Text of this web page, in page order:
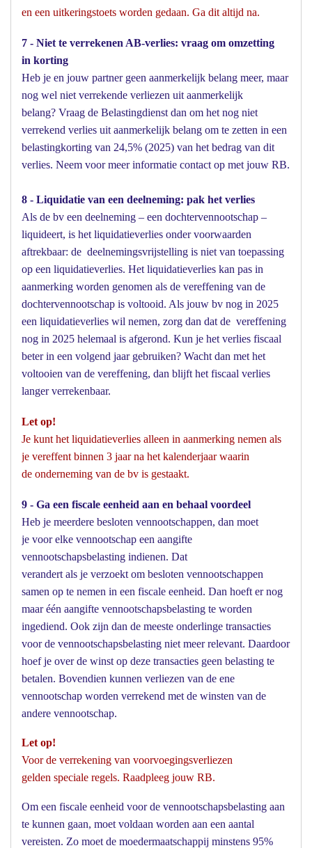
en een uitkeringstoets worden gedaan. Ga dit altijd na.
7 - Niet te verrekenen AB-verlies: vraag om omzetting
in korting
Heb je en jouw partner geen aanmerkelijk belang meer, maar
nog wel niet verrekende verliezen uit aanmerkelijk
belang? Vraag de Belastingdienst dan om het nog niet
verrekend verlies uit aanmerkelijk belang om te zetten in een
belastingkorting van 24,5% (2025) van het bedrag van dit
verlies. Neem voor meer informatie contact op met jouw RB.
8 - Liquidatie van een deelneming: pak het verlies
Als de bv een deelneming – een dochtervennootschap –
liquideert, is het liquidatieverlies onder voorwaarden
aftrekbaar: de deelnemingsvrijstelling is niet van toepassing
op een liquidatieverlies. Het liquidatieverlies kan pas in
aanmerking worden genomen als de vereffening van de
dochtervennootschap is voltooid. Als jouw bv nog in 2025
een liquidatieverlies wil nemen, zorg dan dat de vereffening
nog in 2025 helemaal is afgerond. Kun je het verlies fiscaal
beter in een volgend jaar gebruiken? Wacht dan met het
voltooien van de vereffening, dan blijft het fiscaal verlies
langer verrekenbaar.
Let op!
Je kunt het liquidatieverlies alleen in aanmerking nemen als
je vereffent binnen 3 jaar na het kalenderjaar waarin
de onderneming van de bv is gestaakt.
9 - Ga een fiscale eenheid aan en behaal voordeel
Heb je meerdere besloten vennootschappen, dan moet
je voor elke vennootschap een aangifte
vennootschapsbelasting indienen. Dat
verandert als je verzoekt om besloten vennootschappen
samen op te nemen in een fiscale eenheid. Dan hoeft er nog
maar één aangifte vennootschapsbelasting te worden
ingediend. Ook zijn dan de meeste onderlinge transacties
voor de vennootschapsbelasting niet meer relevant. Daardoor
hoef je over de winst op deze transacties geen belasting te
betalen. Bovendien kunnen verliezen van de ene
vennootschap worden verrekend met de winsten van de
andere vennootschap.
Let op!
Voor de verrekening van voorvoegingsverliezen
gelden speciale regels. Raadpleeg jouw RB.
Om een fiscale eenheid voor de vennootschapsbelasting aan
te kunnen gaan, moet voldaan worden aan een aantal
vereisten. Zo moet de moedermaatschappij minstens 95%